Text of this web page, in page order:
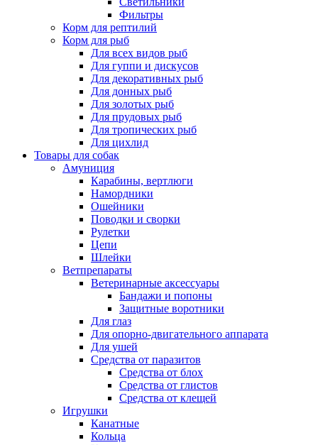
Фильтры
Корм для рептилий
Корм для рыб
Для всех видов рыб
Для гуппи и дискусов
Для декоративных рыб
Для донных рыб
Для золотых рыб
Для прудовых рыб
Для тропических рыб
Для цихлид
Товары для собак
Амуниция
Карабины, вертлюги
Намордники
Ошейники
Поводки и сворки
Рулетки
Цепи
Шлейки
Ветпрепараты
Ветеринарные аксессуары
Бандажи и попоны
Защитные воротники
Для глаз
Для опорно-двигательного аппарата
Для ушей
Средства от паразитов
Средства от блох
Средства от глистов
Средства от клещей
Игрушки
Канатные
Кольца